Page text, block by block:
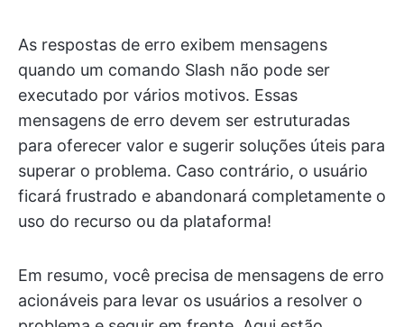
As respostas de erro exibem mensagens
quando um comando Slash não pode ser
executado por vários motivos. Essas
mensagens de erro devem ser estruturadas
para oferecer valor e sugerir soluções úteis para
superar o problema. Caso contrário, o usuário
ficará frustrado e abandonará completamente o
uso do recurso ou da plataforma!
Em resumo, você precisa de mensagens de erro
acionáveis para levar os usuários a resolver o